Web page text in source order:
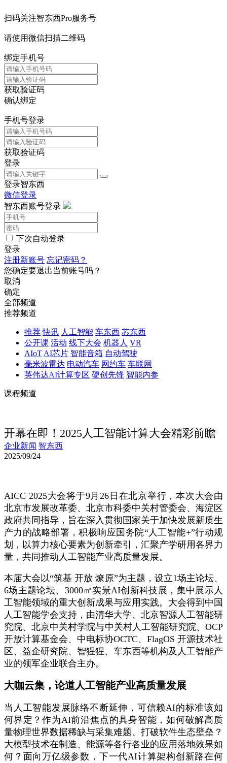
扫码关注智东西Pro服务号
请使用微信扫描二维码
绑定手机号
获取验证码
确认绑定
手机号登录
获取验证码
登录
登录智东西
微信登录
智东西账号登录
下次自动登录
登录
注册新账号 忘记密码？
您确定要退出当前账号吗？
取消
确定
全部频道
推荐频道
推荐 快讯 人工智能 车东西 芯东西
公开课 活动 线下大会 机器人 VR
AIoT AI芯片 智能音箱 自动驾驶
毫米波雷达 电动汽车 网约车 车联网
英伟达AI计算专区 硬创先锋 智能内参
课程频道
开幕在即！2025人工智能计算大会精彩前瞻
企业新闻 智东西
2025/09/24
AICC 2025大会将于9月26日在北京举行，本次大会由
北京市发展改革委、北京市科委中关村管委会、海淀区
政府共同指导，旨在深入贯彻国家关于加快发展新质生
产力的战略部署，积极响应国务院“人工智能+”行动规
划，以算力核心要素为创新牵引，汇聚产学研用各界力
量，共同推动人工智能产业高质量发展。
本届大会以“筑基 开放 燎原”为主题，设立1场主论坛、
6场主题论坛、3000㎡实景AI创新科技展，集中展示人
工智能领域的重大创新成果与应用实践。大会得到中国
人工智能学会支持，由清华大学、北京智源人工智能研
究院、北京中关村学院与中关村人工智能研究院、OCP
开放计算基金会、中电标协OCTC、FlagOS 开源技术社
区、益企研究院、智猩猩、车东西等机构及人工智能产
业的领军企业联合主办。
大咖云集，论道人工智能产业高质量发展
当人工智能发展脉络不断延伸，可信赖AI的标准该如
何界定？作为AI前沿焦点的具身智能，如何破解高质
量物理世界数据稀缺与采集难题、打破软件生态壁垒？
大模型技术在制造、能源等各行各业的应用落地效果如
何？面向万亿级参数，下一代AI计算架构创新路在何